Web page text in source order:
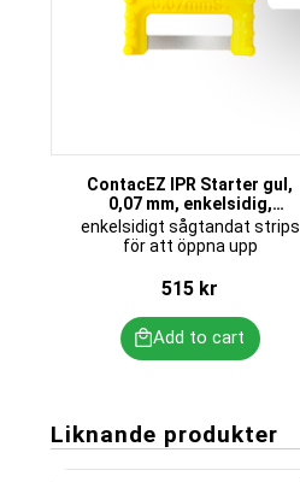
s
ContacEZ IPR Starter gul,
0,07 mm, enkelsidig,
sågtandad, 8 st/frp
enkelsidigt sågtandat strips
för att öppna upp
515 kr
Liknande produkter